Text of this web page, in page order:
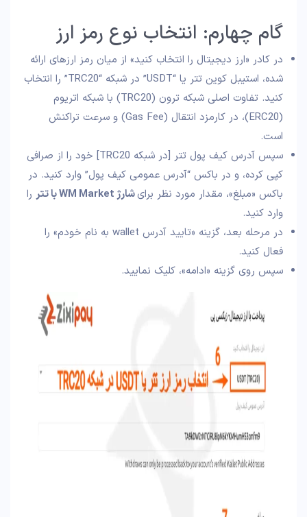
گام چهارم: انتخاب نوع رمز ارز
در کادر «ارز دیجیتال را انتخاب کنید» از میان رمز ارزهای ارائه
شده، استیبل کوین تتر یا “USDT” در شبکه “TRC20” را انتخاب
کنید. تفاوت اصلی شبکه ترون (TRC20) با شبکه اتریوم
(ERC20)، در کارمزد انتقال (Gas Fee) و سرعت تراکنش
است.
سپس آدرس کیف پول تتر [در شبکه TRC20] خود را از صرافی
کپی کرده، و در باکس “آدرس عمومی کیف پول” وارد کنید. در
باکس «مبلغ»، مقدار مورد نظر برایشارژ WM Market با تتر
را
وارد کنید.
در مرحله بعد، گزینه «تایید آدرس wallet به نام خودم» را
فعال کنید.
سپس روی گزینه «ادامه»، کلیک نمایید.